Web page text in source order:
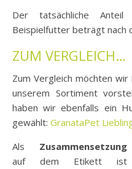
Der tatsächliche
Beispielfutter beträgt nach
ZUM VERGLEICH…
Zum Vergleich möchten
unserem Sortiment
haben wir ebenfalls ein
gewählt: GranataPet
Als Zusammensetzung
auf dem Etikett ist